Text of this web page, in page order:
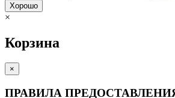
Хорошо
×
Корзина
×
ПРАВИЛА